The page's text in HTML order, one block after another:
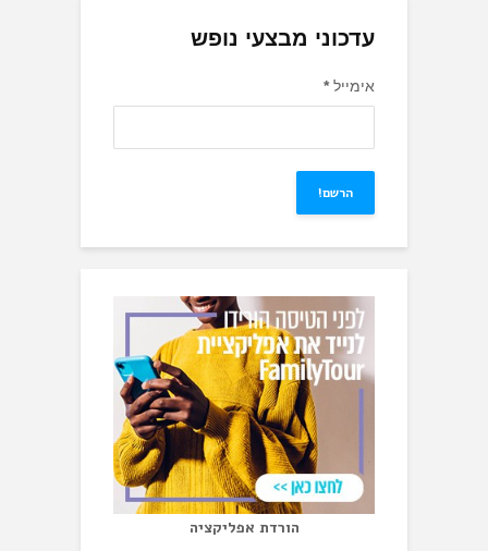
עדכוני מבצעי נופש
אימייל*
הורדת אפליקציה